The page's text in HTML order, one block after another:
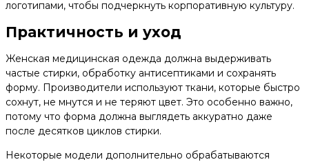
логотипами, чтобы подчеркнуть корпоративную культуру.
Практичность и уход
Женская медицинская одежда должна выдерживать
частые стирки, обработку антисептиками и сохранять
форму. Производители используют ткани, которые быстро
сохнут, не мнутся и не теряют цвет. Это особенно важно,
потому что форма должна выглядеть аккуратно даже
после десятков циклов стирки.
Некоторые модели дополнительно обрабатываются